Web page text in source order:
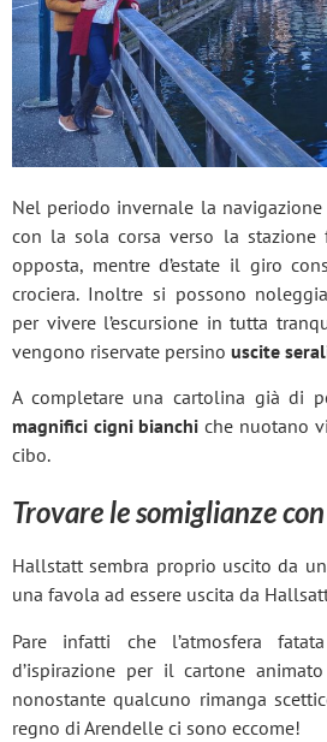
Nel periodo invernale la
con la sola corsa verso la stazione
opposta, mentre d’estate il giro
crociera. Inoltre si possono
per vivere l’escursione in tutta
vengono riservate persino uscite
A completare una cartolina già di
magnifici cigni bianchi che nuotano
cibo.
Trovare le somiglianze
Hallstatt sembra proprio uscito da
una favola ad essere uscita da
Pare infatti che l’atmosfera
d’ispirazione per il cartone animato
nonostante qualcuno rimanga
regno di Arendelle ci sono eccome!